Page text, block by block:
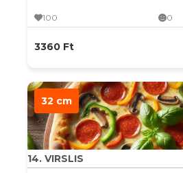
100 0
3360 Ft
32 cm
14. VIRSLIS